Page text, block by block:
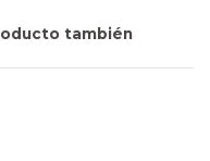
también